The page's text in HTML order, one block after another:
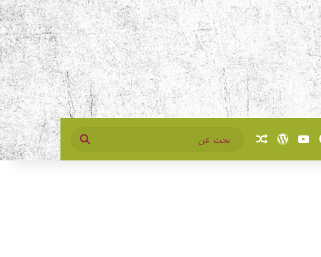
فيسبوك‫YouTube
‫WordPress
مقال عشوائي
بحث
عن